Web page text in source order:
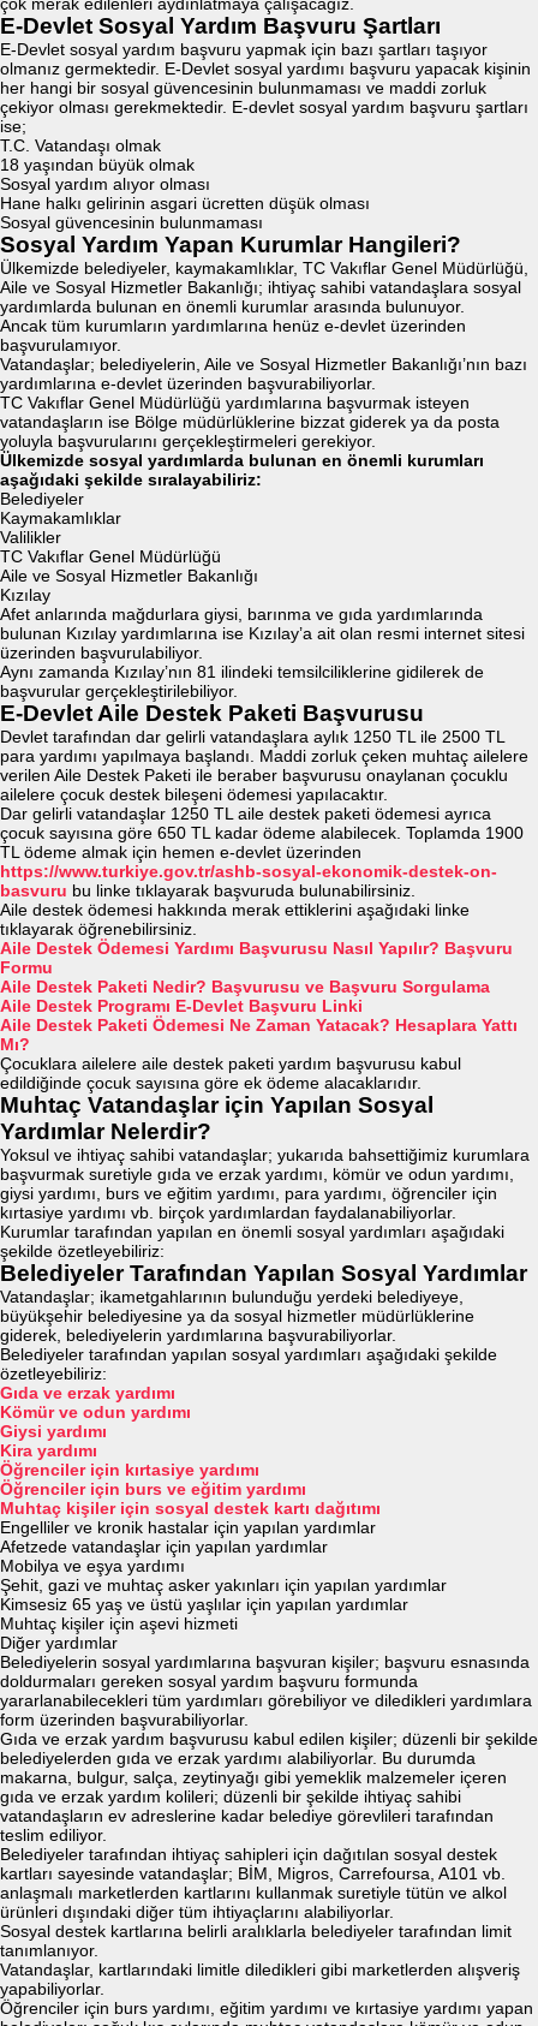
E-Devlet Sosyal Yardım Başvuru Şartları
E-Devlet sosyal yardım başvuru yapmak için bazı şartları taşıyor
olmanız germektedir. E-Devlet sosyal yardımı başvuru yapacak kişinin
her hangi bir sosyal güvencesinin bulunmaması ve maddi zorluk
çekiyor olması gerekmektedir. E-devlet sosyal yardım başvuru şartları
ise;
T.C. Vatandaşı olmak
18 yaşından büyük olmak
Sosyal yardım alıyor olması
Hane halkı gelirinin asgari ücretten düşük olması
Sosyal güvencesinin bulunmaması
Sosyal Yardım Yapan Kurumlar Hangileri?
Ülkemizde belediyeler, kaymakamlıklar, TC Vakıflar Genel Müdürlüğü,
Aile ve Sosyal Hizmetler Bakanlığı; ihtiyaç sahibi vatandaşlara sosyal
yardımlarda bulunan en önemli kurumlar arasında bulunuyor.
Ancak tüm kurumların yardımlarına henüz e-devlet üzerinden
başvurulamıyor.
Vatandaşlar; belediyelerin, Aile ve Sosyal Hizmetler Bakanlığı’nın bazı
yardımlarına e-devlet üzerinden başvurabiliyorlar.
TC Vakıflar Genel Müdürlüğü yardımlarına başvurmak isteyen
vatandaşların ise Bölge müdürlüklerine bizzat giderek ya da posta
yoluyla başvurularını gerçekleştirmeleri gerekiyor.
Ülkemizde sosyal yardımlarda bulunan en önemli kurumları
aşağıdaki şekilde sıralayabiliriz:
Belediyeler
Kaymakamlıklar
Valilikler
TC Vakıflar Genel Müdürlüğü
Aile ve Sosyal Hizmetler Bakanlığı
Kızılay
Afet anlarında mağdurlara giysi, barınma ve gıda yardımlarında
bulunan Kızılay yardımlarına ise Kızılay’a ait olan resmi internet sitesi
üzerinden başvurulabiliyor.
Aynı zamanda Kızılay’nın 81 ilindeki temsilciliklerine gidilerek de
başvurular gerçekleştirilebiliyor.
E-Devlet Aile Destek Paketi Başvurusu
Devlet tarafından dar gelirli vatandaşlara aylık 1250 TL ile 2500 TL
para yardımı yapılmaya başlandı. Maddi zorluk çeken muhtaç ailelere
verilen Aile Destek Paketi ile beraber başvurusu onaylanan çocuklu
ailelere çocuk destek bileşeni ödemesi yapılacaktır.
Dar gelirli vatandaşlar 1250 TL aile destek paketi ödemesi ayrıca
çocuk sayısına göre 650 TL kadar ödeme alabilecek. Toplamda 1900
TL ödeme almak için hemen e-devlet üzerinden
https://www.turkiye.gov.tr/ashb-sosyal-ekonomik-destek-on-
basvuru bu linke tıklayarak başvuruda bulunabilirsiniz.
Aile destek ödemesi hakkında merak ettiklerini aşağıdaki linke
tıklayarak öğrenebilirsiniz.
Aile Destek Ödemesi Yardımı Başvurusu Nasıl Yapılır? Başvuru
Formu
Aile Destek Paketi Nedir? Başvurusu ve Başvuru Sorgulama
Aile Destek Programı E-Devlet Başvuru Linki
Aile Destek Paketi Ödemesi Ne Zaman Yatacak? Hesaplara Yattı
Mı?
Çocuklara ailelere aile destek paketi yardım başvurusu kabul
edildiğinde çocuk sayısına göre ek ödeme alacaklarıdır.
Muhtaç Vatandaşlar için Yapılan Sosyal
Yardımlar Nelerdir?
Yoksul ve ihtiyaç sahibi vatandaşlar; yukarıda bahsettiğimiz kurumlara
başvurmak suretiyle gıda ve erzak yardımı, kömür ve odun yardımı,
giysi yardımı, burs ve eğitim yardımı, para yardımı, öğrenciler için
kırtasiye yardımı vb. birçok yardımlardan faydalanabiliyorlar.
Kurumlar tarafından yapılan en önemli sosyal yardımları aşağıdaki
şekilde özetleyebiliriz:
Belediyeler Tarafından Yapılan Sosyal Yardımlar
Vatandaşlar; ikametgahlarının bulunduğu yerdeki belediyeye,
büyükşehir belediyesine ya da sosyal hizmetler müdürlüklerine
giderek, belediyelerin yardımlarına başvurabiliyorlar.
Belediyeler tarafından yapılan sosyal yardımları aşağıdaki şekilde
özetleyebiliriz:
Gıda ve erzak yardımı
Kömür ve odun yardımı
Giysi yardımı
Kira yardımı
Öğrenciler için kırtasiye yardımı
Öğrenciler için burs ve eğitim yardımı
Muhtaç kişiler için sosyal destek kartı dağıtımı
Engelliler ve kronik hastalar için yapılan yardımlar
Afetzede vatandaşlar için yapılan yardımlar
Mobilya ve eşya yardımı
Şehit, gazi ve muhtaç asker yakınları için yapılan yardımlar
Kimsesiz 65 yaş ve üstü yaşlılar için yapılan yardımlar
Muhtaç kişiler için aşevi hizmeti
Diğer yardımlar
Belediyelerin sosyal yardımlarına başvuran kişiler; başvuru esnasında
doldurmaları gereken sosyal yardım başvuru formunda
yararlanabilecekleri tüm yardımları görebiliyor ve diledikleri yardımlara
form üzerinden başvurabiliyorlar.
Gıda ve erzak yardım başvurusu kabul edilen kişiler; düzenli bir şekilde
belediyelerden gıda ve erzak yardımı alabiliyorlar. Bu durumda
makarna, bulgur, salça, zeytinyağı gibi yemeklik malzemeler içeren
gıda ve erzak yardım kolileri; düzenli bir şekilde ihtiyaç sahibi
vatandaşların ev adreslerine kadar belediye görevlileri tarafından
teslim ediliyor.
Belediyeler tarafından ihtiyaç sahipleri için dağıtılan sosyal destek
kartları sayesinde vatandaşlar; BİM, Migros, Carrefoursa, A101 vb.
anlaşmalı marketlerden kartlarını kullanmak suretiyle tütün ve alkol
ürünleri dışındaki diğer tüm ihtiyaçlarını alabiliyorlar.
Sosyal destek kartlarına belirli aralıklarla belediyeler tarafından limit
tanımlanıyor.
Vatandaşlar, kartlarındaki limitle diledikleri gibi marketlerden alışveriş
yapabiliyorlar.
Öğrenciler için burs yardımı, eğitim yardımı ve kırtasiye yardımı yapan